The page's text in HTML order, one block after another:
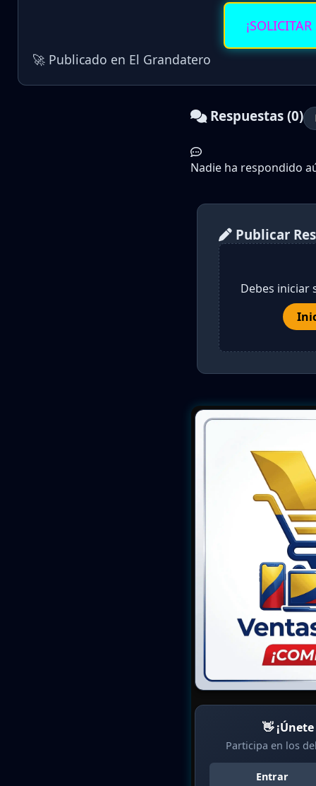
🚀 Publicado en El Grandatero
Respuestas (0)
Nadie ha respondido
Publicar
Debes iniciar
👋
Participa en los
Entrar